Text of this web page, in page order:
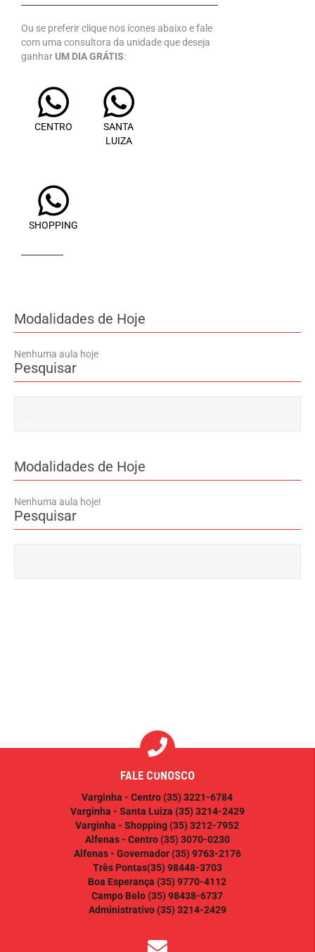
Ou se preferir clique nos ícones abaixo e fale
com uma consultora da unidade que deseja
ganharUM DIA GRÁTIS:
CENTRO
SANTA
LUIZA
SHOPPING
Modalidades de Hoje
Nenhuma aula hoje
Pesquisar
Modalidades de Hoje
Nenhuma aula hoje!
Pesquisar
FALE CONOSCO
Varginha - Centro(35) 3221-6784
Varginha - Santa Luiza (35) 3214-2429
Varginha - Shopping(35) 3212-7952
Alfenas - Centro(35) 3070-0230
Alfenas - Governador(35) 9763-2176
Três Pontas(35) 98448-3703
Boa Esperança (35) 9770-4112
Campo Belo(35) 98438-6737
Administrativo(35) 3214-2429